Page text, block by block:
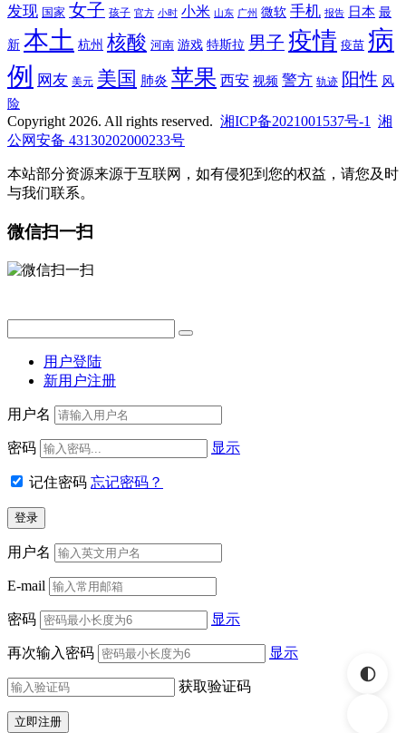
发现 国家 女子 孩子 官方 小时 小米 山东 广州 微软 手机 报告 日本 最
新 本土 杭州 核酸 河南 游戏 特斯拉 男子 疫情 疫苗 病
例
网友 美元 美国 肺炎 苹果 西安 视频 警方 轨迹 阳性 风
险
Copyright 2026. All rights reserved. 湘ICP备2021001537号-1
湘
公网安备 43130202000233号
本站部分资源来源于互联网，如有侵犯到您的权益，请您及时
与我们联系。
微信扫一扫
用户登陆
新用户注册
用户名
密码 显示
记住密码 忘记密码？
用户名
E-mail
密码 显示
再次输入密码 显示
获取验证码